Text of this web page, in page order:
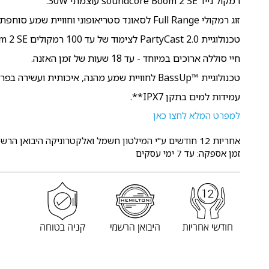
זוג רמקולי Full Range לסאונד סטריאופוני וחוויית שמע סוחפת.
טכנולוגיית PartyCast 2.0 לצימוד של עד 100 רמקולים Boom 2 SE.
חיי סוללה ארוכים במיוחד - עד 18 שעות של זמן האזנה.
טכנולוגיית ™BassUp לחוויית שמע מהנה, איכותית ועשירה בפרטים.
עמידות למים בתקן IPX7**.
למפרט המלא לחצו כאן
אחריות 12 חודשים
ע"י המילטון חשמל ואלקטרוניקה היבואן
זמן אספקה: עד 7 ימי עסקים